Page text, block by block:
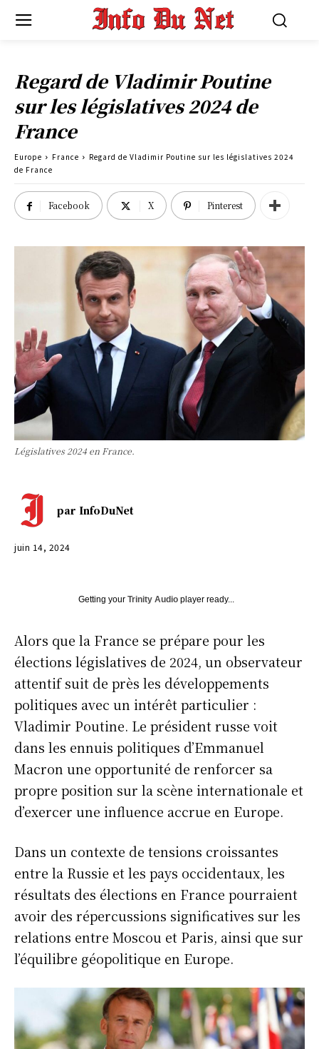
Regard de Vladimir Poutine
sur les législatives 2024 de
France
Europe France
Regard de Vladimir Poutine sur les législatives 2024
de France
Facebook X Pinterest
Législatives 2024 en France.
par InfoDuNet
juin 14, 2024
Getting your Trinity Audio player ready...
Alors que la France se prépare pour les
élections législatives de 2024, un observateur
attentif suit de près les développements
politiques avec un intérêt particulier :
Vladimir Poutine. Le président russe voit
dans les ennuis politiques d’Emmanuel
Macron une opportunité de renforcer sa
propre position sur la scène internationale et
d’exercer une influence accrue en Europe.
Dans un contexte de tensions croissantes
entre la Russie et les pays occidentaux, les
résultats des élections en France pourraient
avoir des répercussions significatives sur les
relations entre Moscou et Paris, ainsi que sur
l’équilibre géopolitique en Europe.